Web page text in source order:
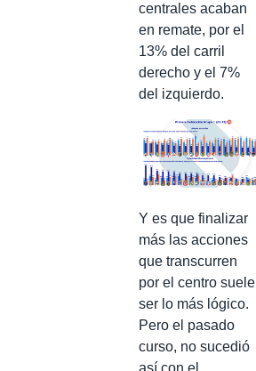
centrales acaban
en remate, por el
13% del carril
derecho y el 7%
del izquierdo.
Y es que finalizar
más las acciones
que transcurren
por el centro suele
ser lo más lógico.
Pero el pasado
curso, no sucedió
así con el